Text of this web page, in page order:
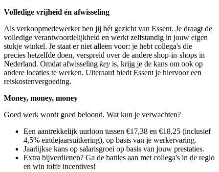
Volledige vrijheid én afwisseling
Als verkoopmedewerker ben jij hét gezicht van Essent. Je draagt de
volledige verantwoordelijkheid en werkt zelfstandig in jouw eigen
stukje winkel. Je staat er niet alleen voor: je hebt collega's die
precies hetzelfde doen, verspreid over de andere shop-in-shops in
Nederland. Omdat afwisseling key is, krijg je de kans om ook op
andere locaties te werken. Uiteraard biedt Essent je hiervoor een
reiskostenvergoeding.
Money, money, money
Goed werk wordt goed beloond. Wat kun je verwachten?
Een aantrekkelijk uurloon tussen €17,38 en €18,25 (inclusief
4,5% eindejaarsuitkering), op basis van je werkervaring.
Jaarlijkse kans op salarisgroei op basis van jouw prestaties.
Extra bijverdienen? Ga de battles aan met collega's in de regio
en win toffe incentives!